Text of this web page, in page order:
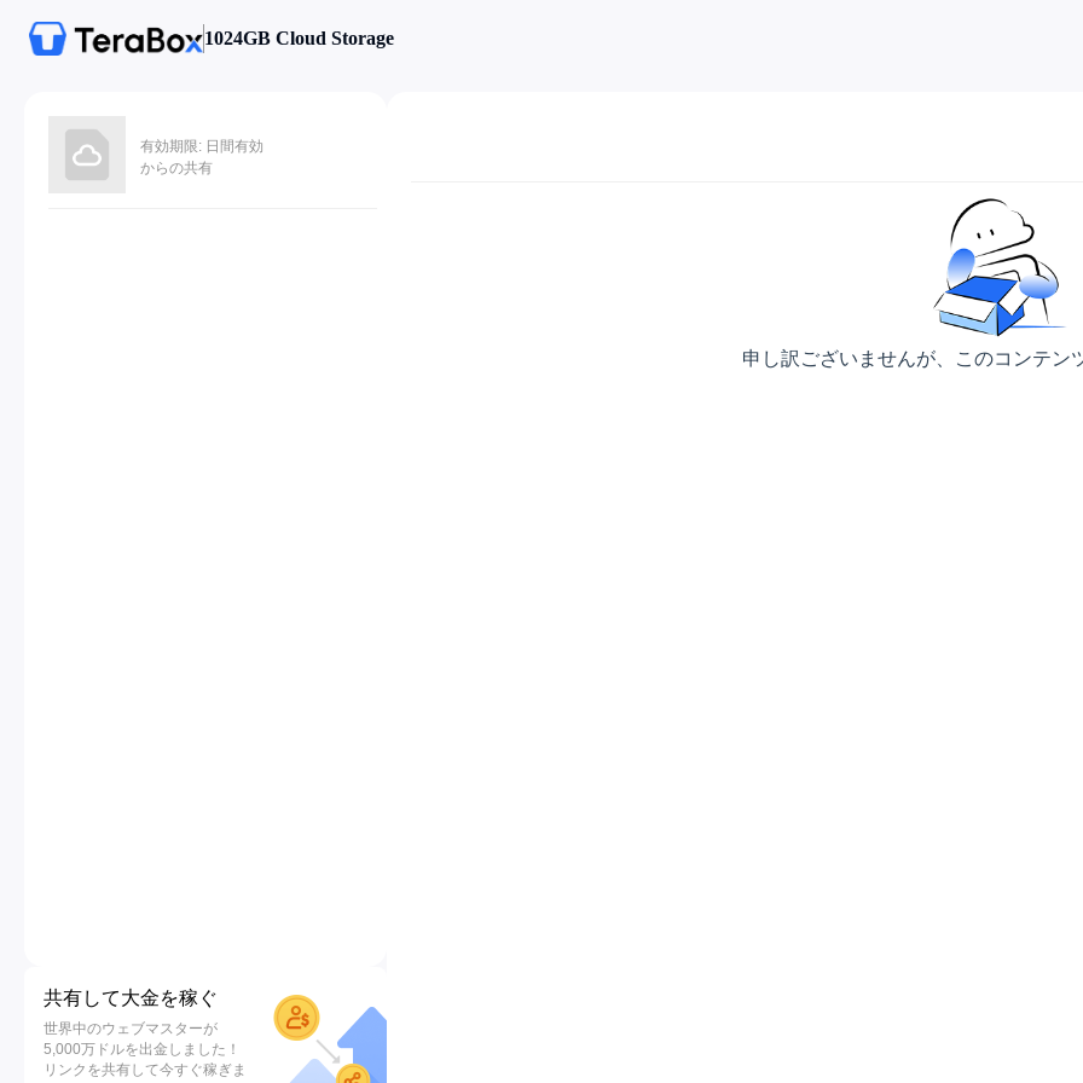
1024GB Cloud Storage
有効期限: 日間有効
からの共有
共有して大金を稼ぐ
世界中のウェブマスターが
5,000万ドルを出金しました！
リンクを共有して今すぐ稼ぎま
申し訳ございませんが、このコンテン